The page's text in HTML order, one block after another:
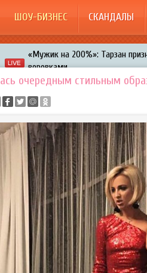
ШОУ-БИЗНЕС СКАНДАЛЫ
«Мужик на 200%»: Тарзан
воровками
Галкин променял Дроботенко на
Расстались Энрике Иглесиас и
В шоу «Что было дальше?»
Авербух зарождает в Бузовой
очередным стильным